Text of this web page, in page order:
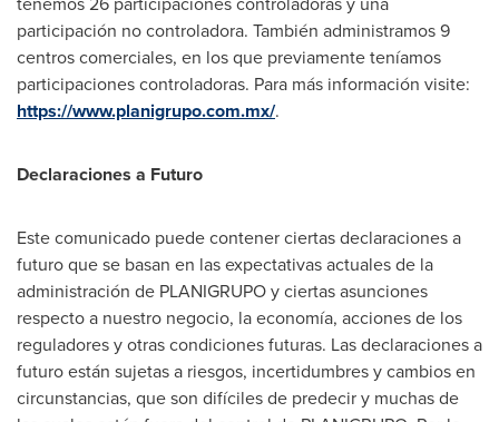
participación no controladora. También administramos 9
centros comerciales, en los que previamente teníamos
participaciones controladoras. Para más información visite:
https://www.planigrupo.com.mx/.
Declaraciones a Futuro
Este comunicado puede contener ciertas declaraciones a
futuro que se basan en las expectativas actuales de la
administración de PLANIGRUPO y ciertas asunciones
respecto a nuestro negocio, la economía, acciones de los
reguladores y otras condiciones futuras. Las declaraciones a
futuro están sujetas a riesgos, incertidumbres y cambios en
circunstancias, que son difíciles de predecir y muchas de